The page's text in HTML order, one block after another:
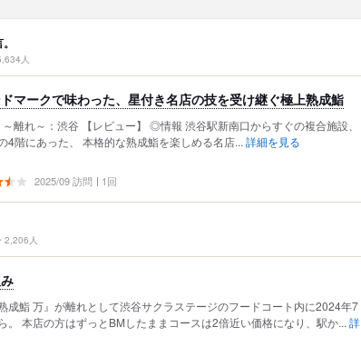
人
マークで味わった、星付き名店の技を受け継ぐ極上熟成鮨
離れ～：渋谷 【レビュー】 ◎情報 渋谷駅新南口からすぐの複合施設、
4階にあった、 本格的な熟成鮨を楽しめる名店... 詳細を見る
2025/09 訪問 1回
2,206人
成鮨 万』が離れとして渋谷サクラステージのフードコート内に2024年7
。 本店の方はずっとBMしたままコースは2倍近い価格になり、駅か... 詳